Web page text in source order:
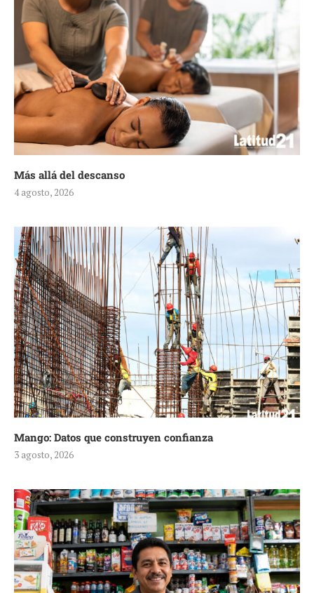
Más allá del descanso
4 agosto, 2026
Mango: Datos que construyen confianza
3 agosto, 2026